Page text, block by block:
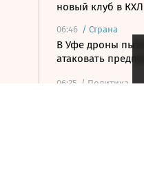
новый клуб в КХЛ
06:46 / Страна
В Уфе дроны
атаковать
06:35 / Политика